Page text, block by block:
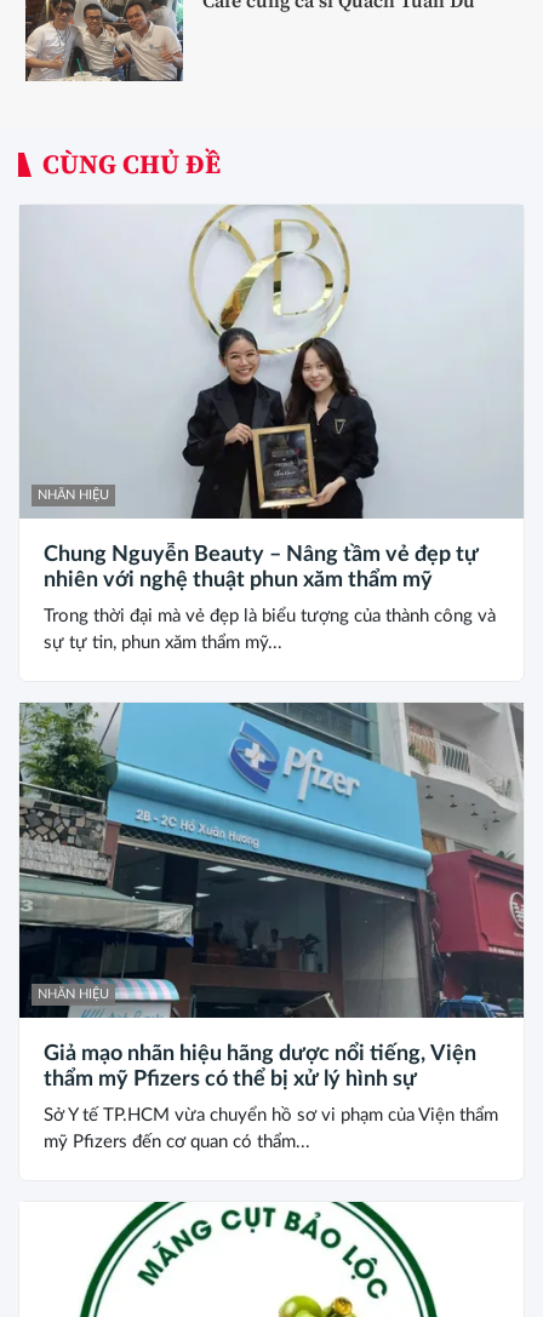
CÙNG CHỦ ĐỀ
NHÃN HIỆU
Chung Nguyễn Beauty – Nâng tầm vẻ đẹp tự
nhiên với nghệ thuật phun xăm thẩm mỹ
Trong thời đại mà vẻ đẹp là biểu tượng của thành công và
sự tự tin, phun xăm thẩm mỹ...
NHÃN HIỆU
Giả mạo nhãn hiệu hãng dược nổi tiếng, Viện
thẩm mỹ Pfizers có thể bị xử lý hình sự
Sở Y tế TP.HCM vừa chuyển hồ sơ vi phạm của Viện thẩm
mỹ Pfizers đến cơ quan có thẩm...